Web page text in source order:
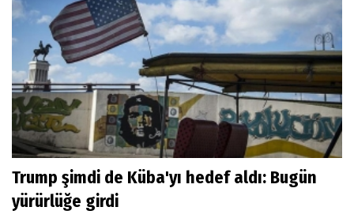
Trump şimdi de Küba'yı hedef aldı: Bugün
yürürlüğe girdi